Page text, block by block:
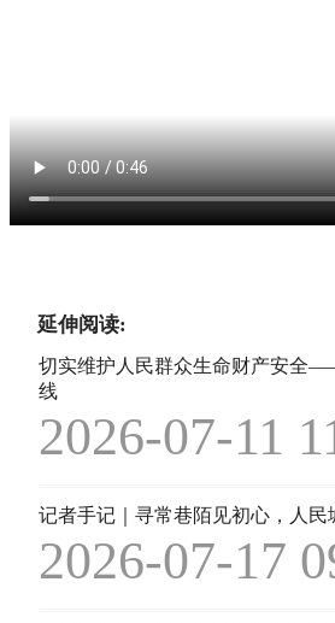
延伸阅读:
切实维护人民群众生命财产安全
线
2026-07-11
记者手记｜寻常巷陌见初心，人民
2026-07-17